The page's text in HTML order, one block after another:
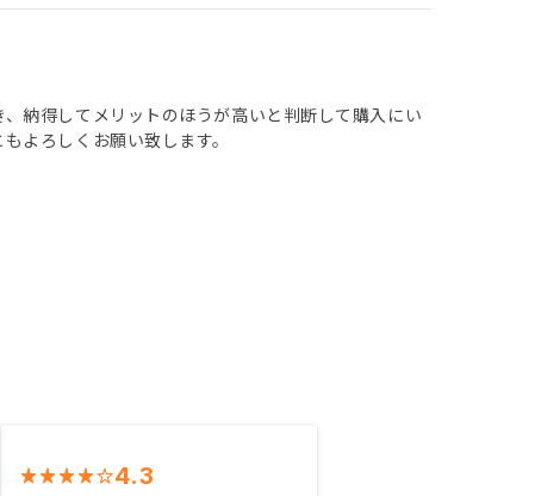
納得してメリットのほうが高いと判断して購入にい
よろしくお願い致します。
4.3